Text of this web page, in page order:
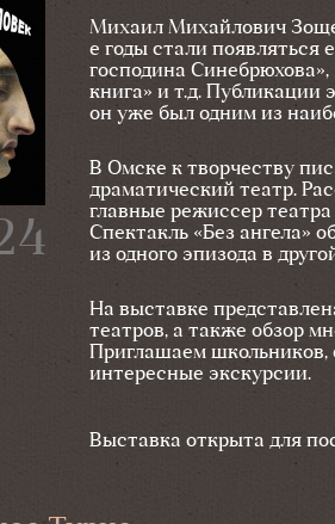
Михаил Михайлович
е годы стали появляться
господина
книга» и т.д. Публикации
он уже был одним из
В Омске к творчеству
драматический театр.
главные режиссер
Спектакль «Без ангела»
из одного эпизода в
На выставке
театров, а также обзор
Приглашаем школьников,
интересные экскурсии.
Выставка открыта для